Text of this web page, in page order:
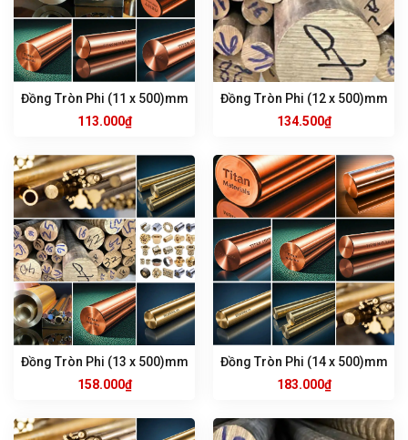
Đồng Tròn Phi (11 x 500)mm
113.000₫
Đồng Tròn Phi (12 x 500)mm
134.500₫
Đồng Tròn Phi (13 x 500)mm
158.000₫
Đồng Tròn Phi (14 x 500)mm
183.000₫